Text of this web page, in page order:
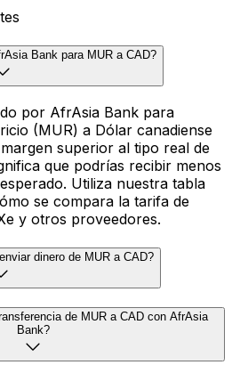
Bank para MUR a CAD?
por AfrAsia Bank para
(MUR) a Dólar canadiense
superior al tipo real de
que podrías recibir menos
Utiliza nuestra tabla
se compara la tarifa de
y otros proveedores.
dinero de MUR a CAD?
de MUR a CAD con AfrAsia
Bank?